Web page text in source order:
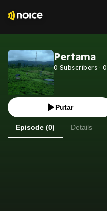
Pertama
0 Subscribers · 0
Putar
Episode (0) Details